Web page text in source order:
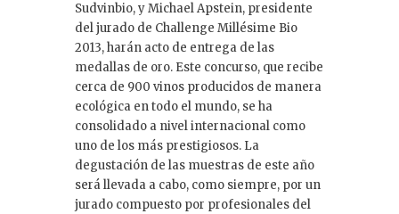
Sudvinbio, y Michael Apstein, presidente
del jurado de Challenge Millésime Bio
2013, harán acto de entrega de las
medallas de oro. Este concurso, que recibe
cerca de 900 vinos producidos de manera
ecológica en todo el mundo, se ha
consolidado a nivel internacional como
uno de los más prestigiosos. La
degustación de las muestras de este año
será llevada a cabo, como siempre, por un
jurado compuesto por profesionales del